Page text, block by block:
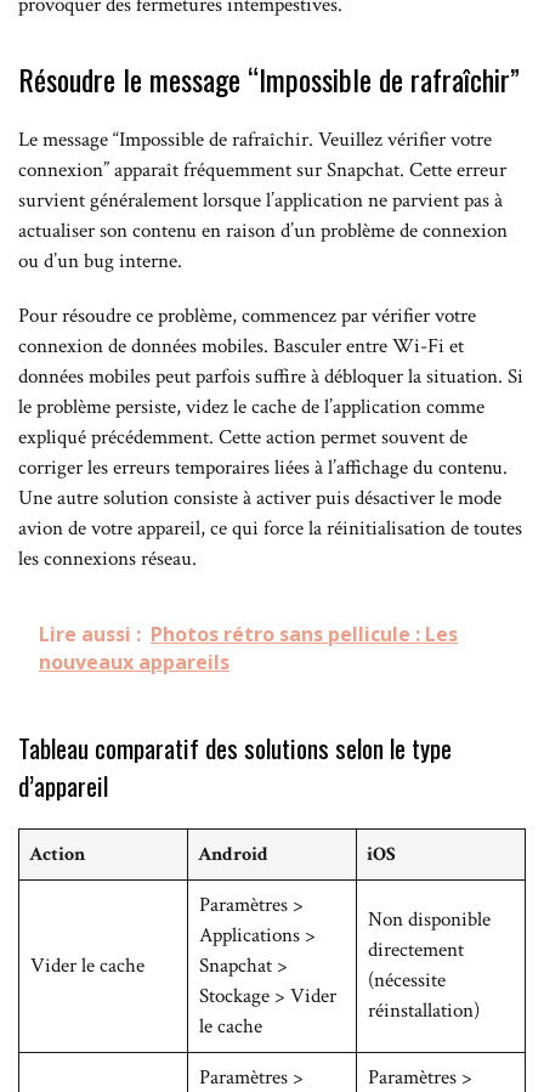
Résoudre le message “Impossible de rafraîchir”
Le message “Impossible de rafraîchir. Veuillez vérifier votre
connexion” apparaît fréquemment sur Snapchat. Cette erreur
survient généralement lorsque l’application ne parvient pas à
actualiser son contenu en raison d’un problème de connexion
ou d’un bug interne.
Pour résoudre ce problème, commencez par vérifier votre
connexion de données mobiles. Basculer entre Wi-Fi et
données mobiles peut parfois suffire à débloquer la situation. Si
le problème persiste, videz le cache de l’application comme
expliqué précédemment. Cette action permet souvent de
corriger les erreurs temporaires liées à l’affichage du contenu.
Une autre solution consiste à activer puis désactiver le mode
avion de votre appareil, ce qui force la réinitialisation de toutes
les connexions réseau.
Lire aussi : Photos rétro sans pellicule : Les
nouveaux appareils
Tableau comparatif des solutions selon le type
d’appareil
Action Android iOS
Vider le cache
Paramètres >
Applications >
Snapchat >
Stockage > Vider
le cache
Non disponible
directement
(nécessite
réinstallation)
Paramètres >
Paramètres >